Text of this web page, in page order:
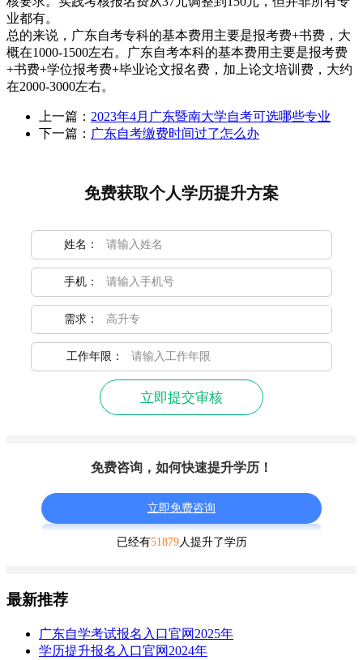
业都有。
总的来说，广东自考专科的基本费用主要是报考费+书费，大
概在1000-1500左右。广东自考本科的基本费用主要是报考费
+书费+学位报考费+毕业论文报名费，加上论文培训费，大约
在2000-3000左右。
上一篇： 2023年4月广东暨南大学自考可选哪些专业
下一篇： 广东自考缴费时间过了怎么办
免费获取个人学历提升方案
姓名：
手机：
需求：
工作年限：
立即提交审核
免费咨询，如何快速提升学历！
立即免费咨询
已经有51879人提升了学历
最新推荐
广东自学考试报名入口官网2025年
学历提升报名入口官网2024年